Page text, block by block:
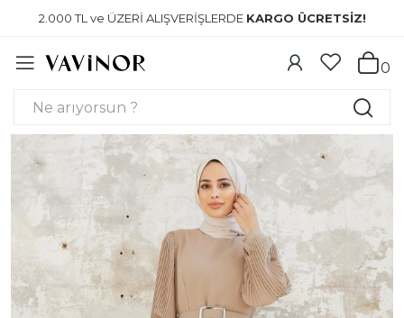
2.000 TL ve ÜZERİ ALIŞVERİŞLERDE KARGO ÜCRETSİZ!
0